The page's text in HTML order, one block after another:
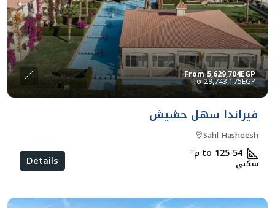
From5,629,704EGP
29,743,175EGP
فيراندا سهل حشيش
Sahl Hasheesh
54 to 125 م²
سكني Details